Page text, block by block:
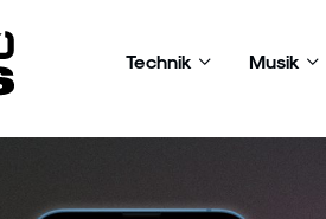
Technik Musik